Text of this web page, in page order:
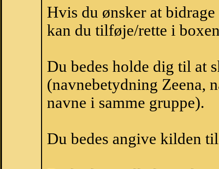
Hvis du ønsker at
kan du tilføje/rette i
Du bedes holde dig til at
(navnebetydning Zeena,
navne i samme gruppe).
Du bedes angive kilden